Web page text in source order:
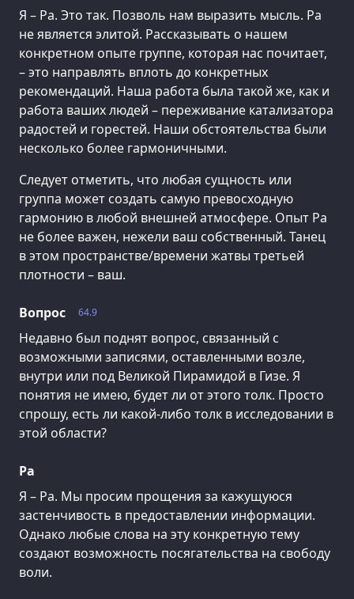
Я – Ра. Это так. Позволь нам выразить мысль. Ра
не является элитой. Рассказывать о нашем
конкретном опыте группе, которая нас почитает,
– это направлять вплоть до конкретных
рекомендаций. Наша работа была такой же, как и
работа ваших людей – переживание катализатора
радостей и горестей. Наши обстоятельства были
несколько более гармоничными.
Следует отметить, что любая сущность или
группа может создать самую превосходную
гармонию в любой внешней атмосфере. Опыт Ра
не более важен, нежели ваш собственный. Танец
в этом пространстве/времени жатвы третьей
плотности – ваш.
64.9
Вопрос
Недавно был поднят вопрос, связанный с
возможными записями, оставленными возле,
внутри или под Великой Пирамидой в Гизе. Я
понятия не имею, будет ли от этого толк. Просто
спрошу, есть ли какой-либо толк в исследовании в
этой области?
Ра
Я – Ра. Мы просим прощения за кажущуюся
застенчивость в предоставлении информации.
Однако любые слова на эту конкретную тему
создают возможность посягательства на свободу
воли.